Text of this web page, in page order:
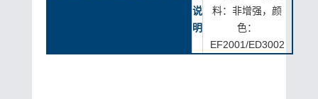
说
明
料：非增强，颜
色：
EF2001/ED3002